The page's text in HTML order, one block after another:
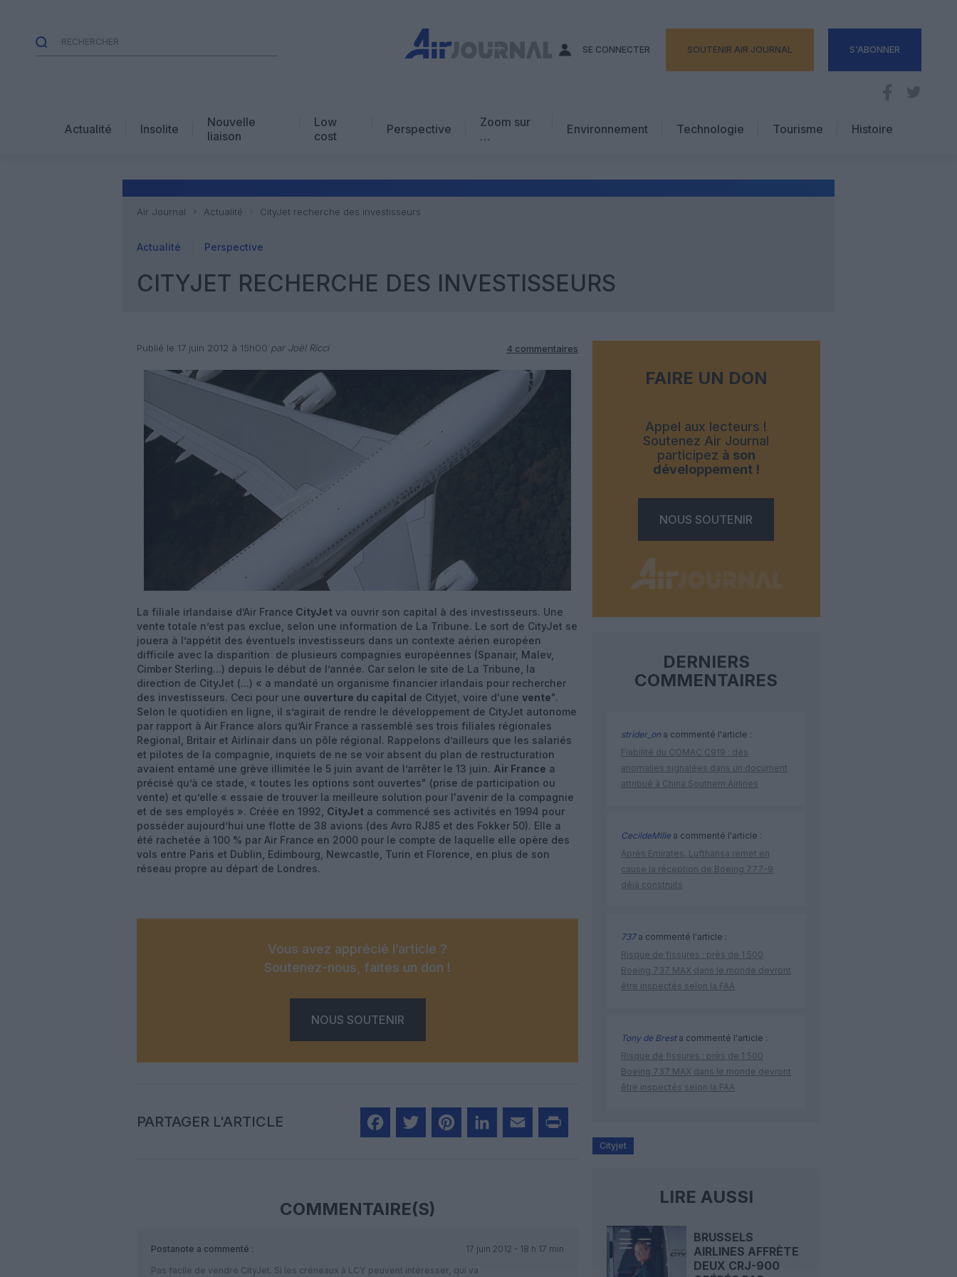
SE CONNECTER SOUTENIR AIR JOURNAL S'ABONNER
Actualité Insolite
Nouvelle
liaison
Low
cost
Perspective
Zoom sur
…
Environnement Technologie
Tourisme
Hôtellerie
Histoire
Air Journal Actualité CityJet recherche des investisseurs
Actualité Perspective
CITYJET RECHERCHE DES INVESTISSEURS
Publié le 17 juin 2012 à 15h00 par Joël Ricci 4 commentaires
La filiale irlandaise d’Air France CityJet va ouvrir son capital à des investisseurs. Une
vente totale n’est pas exclue, selon une information de La Tribune. Le sort de CityJet se
jouera à l’appétit des éventuels investisseurs dans un contexte aérien européen
difficile avec la disparition de plusieurs compagnies européennes (Spanair, Malev,
Cimber Sterling...) depuis le début de l’année. Car selon le site de La Tribune, la
direction de CityJet (...) « a mandaté un organisme financier irlandais pour rechercher
des investisseurs. Ceci pour une ouverture du capital de Cityjet, voire d'une vente".
Selon le quotidien en ligne, il s’agirait de rendre le développement de CityJet autonome
par rapport à Air France alors qu’Air France a rassemblé ses trois filiales régionales
Regional, Britair et Airlinair dans un pôle régional. Rappelons d’ailleurs que les salariés
et pilotes de la compagnie, inquiets de ne se voir absent du plan de restructuration
avaient entamé une grève illimitée le 5 juin avant de l’arrêter le 13 juin. Air France a
précisé qu’à ce stade, « toutes les options sont ouvertes" (prise de participation ou
vente) et qu’elle « essaie de trouver la meilleure solution pour l'avenir de la compagnie
et de ses employés ». Créée en 1992, CityJet a commencé ses activités en 1994 pour
posséder aujourd’hui une flotte de 38 avions (des Avro RJ85 et des Fokker 50). Elle a
été rachetée à 100 % par Air France en 2000 pour le compte de laquelle elle opère des
vols entre Paris et Dublin, Edimbourg, Newcastle, Turin et Florence, en plus de son
réseau propre au départ de Londres.
Vous avez apprécié l’article ?
Soutenez-nous, faites un don !
NOUS SOUTENIR
PARTAGER L'ARTICLE
COMMENTAIRE(S)
Postanote a commenté :
17 juin 2012 - 18 h 17 min
Pas facile de vendre CityJet. Si les créneaux à LCY peuvent intéresser, qui va
FAIRE UN DON
Appel aux lecteurs !
Soutenez Air Journal
participez à son
développement !
NOUS SOUTENIR
DERNIERS
COMMENTAIRES
strider_on a commenté l'article :
Fiabilité du COMAC C919 : des
anomalies signalées dans un document
attribué à China Southern Airlines
CecildeMillea commenté l'article :
Après Emirates, Lufthansa remet en
cause la réception de Boeing 777-9
déjà construits
737a commenté l'article :
Risque de fissures : près de 1 500
Boeing 737 MAX dans le monde devront
être inspectés selon la FAA
Tony de Bresta commenté l'article :
Risque de fissures : près de 1 500
Boeing 737 MAX dans le monde devront
être inspectés selon la FAA
Cityjet
LIRE AUSSI
BRUSSELS
AIRLINES AFFRÈTE
DEUX CRJ-900